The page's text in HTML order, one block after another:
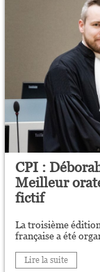
CPI :
Meilleur
fictif
La troisième
française a été
Lire la suite